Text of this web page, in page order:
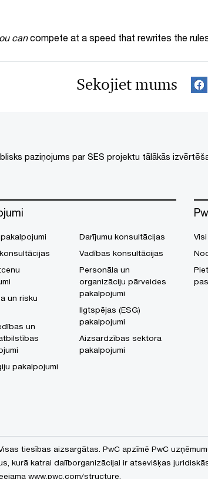
can compete at a speed that rewrites the
Sekojiet mums
paziņojums par SES projektu tālākās
un risku
un
pakalpojumi
Darījumu konsultācijas
Vadības konsultācijas
Personāla un
organizāciju pārveides
pakalpojumi
Ilgtspējas (ESG)
pakalpojumi
Aizsardzības sektora
pakalpojumi
tiesības aizsargātas. PwC apzīmē PwC
kurā katrai dalīborganizācijai ir atsevišķas
www.pwc.com/structure